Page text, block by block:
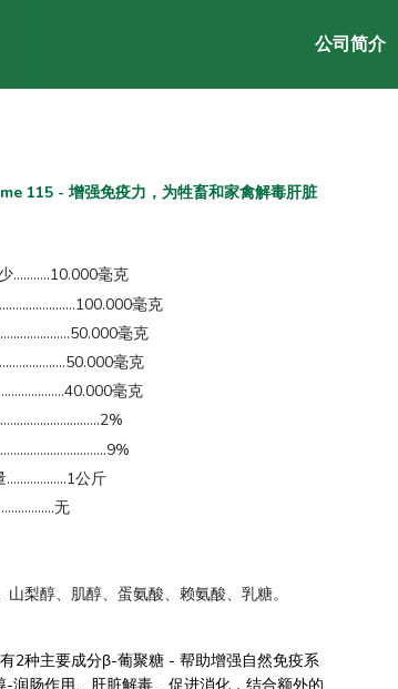
公司简介
115 - 增强免疫力，为牲畜和家禽解毒肝脏
...........10.000毫克
毫克
毫克
毫克
毫克
公斤
无
梨醇、肌醇、蛋氨酸、赖氨酸、乳糖。
2种主要成分β-葡聚糖 - 帮助增强自然免疫系